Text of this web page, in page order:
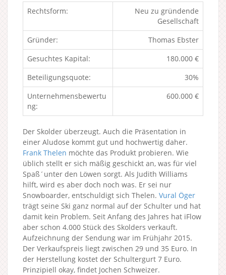
Rechtsform:
Neu zu gründende
Gesellschaft
Gründer:
Thomas Ebster
Gesuchtes Kapital:
180.000 €
Beteiligungsquote:
30%
Unternehmensbewertu
ng:
600.000 €
Der Skolder überzeugt. Auch die Präsentation in
einer Aludose kommt gut und hochwertig daher.
Frank Thelen möchte das Produkt probieren. Wie
üblich stellt er sich mäßig geschickt an, was für viel
Spaß´unter den Löwen sorgt. Als Judith Williams
hilft, wird es aber doch noch was. Er sei nur
Snowboarder, entschuldigt sich Thelen. Vural Öger
trägt seine Ski ganz normal auf der Schulter und hat
damit kein Problem. Seit Anfang des Jahres hat iFlow
aber schon 4.000 Stück des Skolders verkauft.
Aufzeichnung der Sendung war im Frühjahr 2015.
Der Verkaufspreis liegt zwischen 29 und 35 Euro. In
der Herstellung kostet der Schultergurt 7 Euro.
Prinzipiell okay, findet Jochen Schweizer.